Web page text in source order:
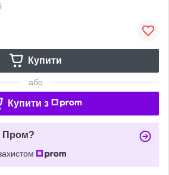
Купити
або
Купити з
Пром?